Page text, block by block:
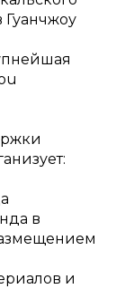
Гуанчжоу
в
и